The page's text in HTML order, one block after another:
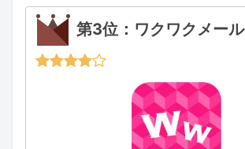
第3位：ワクワクメール